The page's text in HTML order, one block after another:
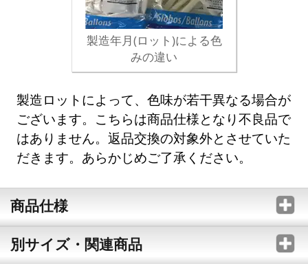
製造年月(ロット)による色
みの違い
製造ロットによって、色味が若干異なる場合が
ございます。こちらは商品仕様となり不良品で
はありません。返品交換の対象外とさせていた
だきます。あらかじめご了承ください。
商品仕様
別サイズ・関連商品